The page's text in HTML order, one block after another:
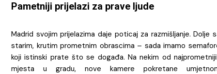
Pametniji prijelazi za prave ljude
Madrid svojim prijelazima daje poticaj za razmišljanje. Dolje
starim, krutim prometnim obrascima – sada imamo
koji istinski prate što se događa. Na nekim od
mjesta u gradu, nove kamere pokretane